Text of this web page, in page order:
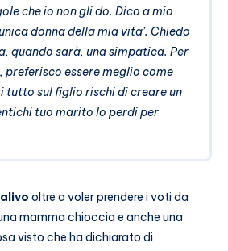
che io non gli do. Dico a mio
donna della mia vita’. Chiedo
quando sarà, una simpatica. Per
preferisco essere meglio come
tutto sul figlio rischi di creare un
tuo marito lo perdi per
oltre a voler prendere i voti da
mamma chioccia e anche una
visto che ha dichiarato di